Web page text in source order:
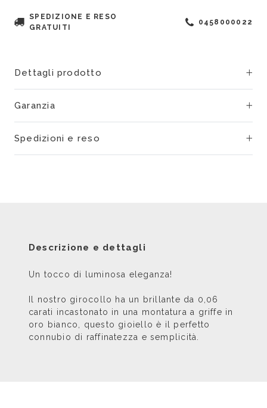
SPEDIZIONE E RESO
GRATUITI
0458000022
Dettagli prodotto
Garanzia
Spedizioni e reso
Descrizione e dettagli
Un tocco di luminosa eleganza!
Il nostro girocollo ha un brillante da 0,06
carati incastonato in una montatura a griffe in
oro bianco, questo gioiello è il perfetto
connubio di raffinatezza e semplicità.